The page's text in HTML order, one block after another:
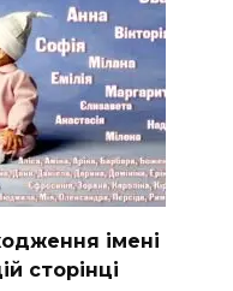
імені
сторінці